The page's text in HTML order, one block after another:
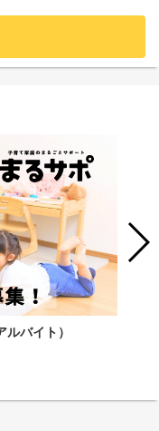
バイト）